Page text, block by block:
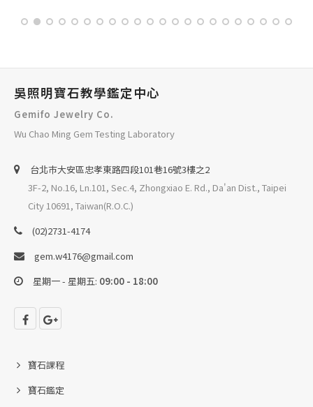
吳照明寶石教學鑑定中心
Gemifo Jewelry Co.
Wu Chao Ming Gem Testing Laboratory
台北巿大安區忠孝東路四段101巷16號3樓之2
3F-2, No.16, Ln.101, Sec.4, Zhongxiao E. Rd., Da'an Dist., Taipei
City 10691, Taiwan(R.O.C.)
(02)2731-4174
gem.w4176@gmail.com
星期一 - 星期五: 09:00 - 18:00
寶石課程
寶石鑑定